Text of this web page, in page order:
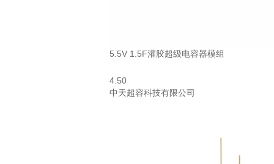
5.5V 1.5F灌胶超级电容器模组
4.50
中天超容科技有限公司